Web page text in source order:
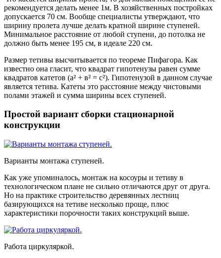
рекомендуется делать менее 1м. В хозяйственных постройках
допускается 70 см. Вообще специалисты утверждают, что
ширину пролета лучше делать кратной ширине ступеней.
Минимальное расстояние от любой ступени, до потолка не
должно быть менее 195 см, в идеале 220 см.
Размер тетивы высчитывается по теореме Пифагора. Как
известно она гласит, что квадрат гипотенузы равен сумме
квадратов катетов (а² + в² = с²). Гипотенузой в данном случае
является тетива. Катеты это расстояние между чистовыми
полами этажей и сумма ширины всех ступеней.
Простой вариант сборки стационарной
конструкции
Варианты монтажа ступеней.
Как уже упоминалось, монтаж на косоуры и тетиву в
технологическом плане не сильно отличаются друг от друга.
Но на практике строительство деревянных лестниц
базирующихся на тетиве несколько проще, плюс
характеристики порочности таких конструкций выше.
Работа циркуляркой.